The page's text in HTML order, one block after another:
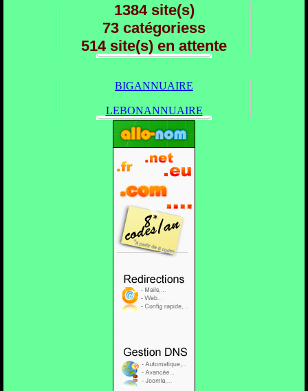
1384 site(s)
73 catégoriess
514 site(s) en attente
BIGANNUAIRE
LEBONANNUAIRE